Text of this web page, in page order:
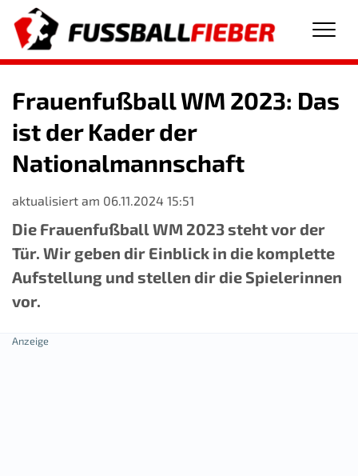
Frauenfußball WM 2023: Das
ist der Kader der
Nationalmannschaft
aktualisiert am 06.11.2024 15:51
Die Frauenfußball WM 2023 steht vor der
Tür. Wir geben dir Einblick in die komplette
Aufstellung und stellen dir die Spielerinnen
vor.